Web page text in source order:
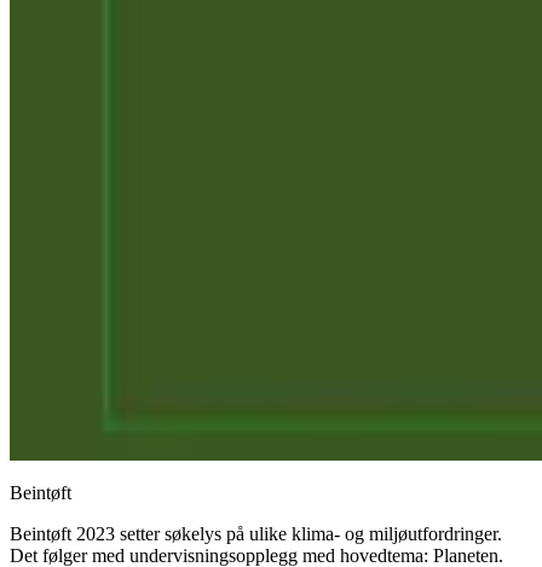
Beintøft
Beintøft 2023 setter søkelys på ulike klima- og miljøutfordringer.
Det følger med undervisningsopplegg med hovedtema: Planeten.